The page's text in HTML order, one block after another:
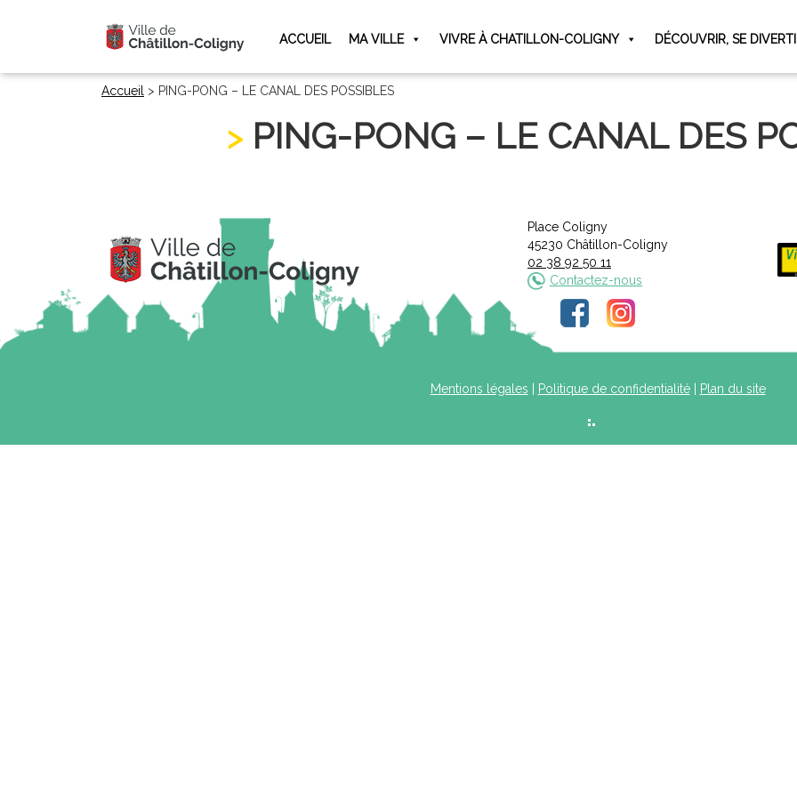
ACCUEIL MA VILLE VIVRE À CHATILLON-COLIGNY DÉCOUVRIR, SE
Accueil > PING-PONG – LE CANAL DES POSSIBLES
PING-PONG – LE CANAL DES
Place Coligny
45230 Châtillon-Coligny
02 38 92 50 11
Contactez-nous
Mentions légales Politique de confidentialité| Plan du site